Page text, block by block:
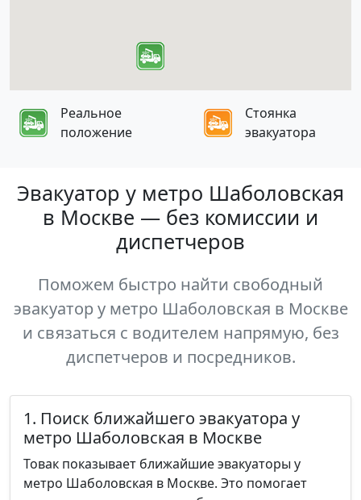
Реальное
положение
Стоянка
эвакуатора
Эвакуатор у метро Шаболовская
в Москве — без комиссии и
диспетчеров
Поможем быстро найти свободный
эвакуатор у метро Шаболовская в Москве
и связаться с водителем напрямую, без
диспетчеров и посредников.
1. Поиск ближайшего эвакуатора у
метро Шаболовская в Москве
Товак показывает ближайшие эвакуаторы у
метро Шаболовская в Москве. Это помогает